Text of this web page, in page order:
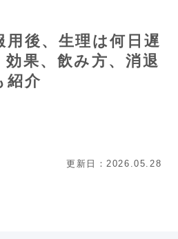
用後、生理は何日遅
果、飲み方、消退
紹介
更新日：2026.05.28